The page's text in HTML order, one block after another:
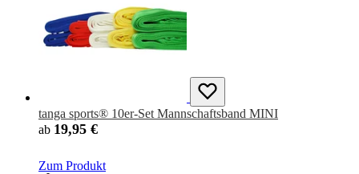
tanga sports® 10er-Set Mannschaftsband MINI
ab 19,95 €
Zum Produkt